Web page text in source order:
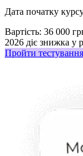
Дата початку
Вартість: 36 000
2026 діє знижка у
Пройти тестування